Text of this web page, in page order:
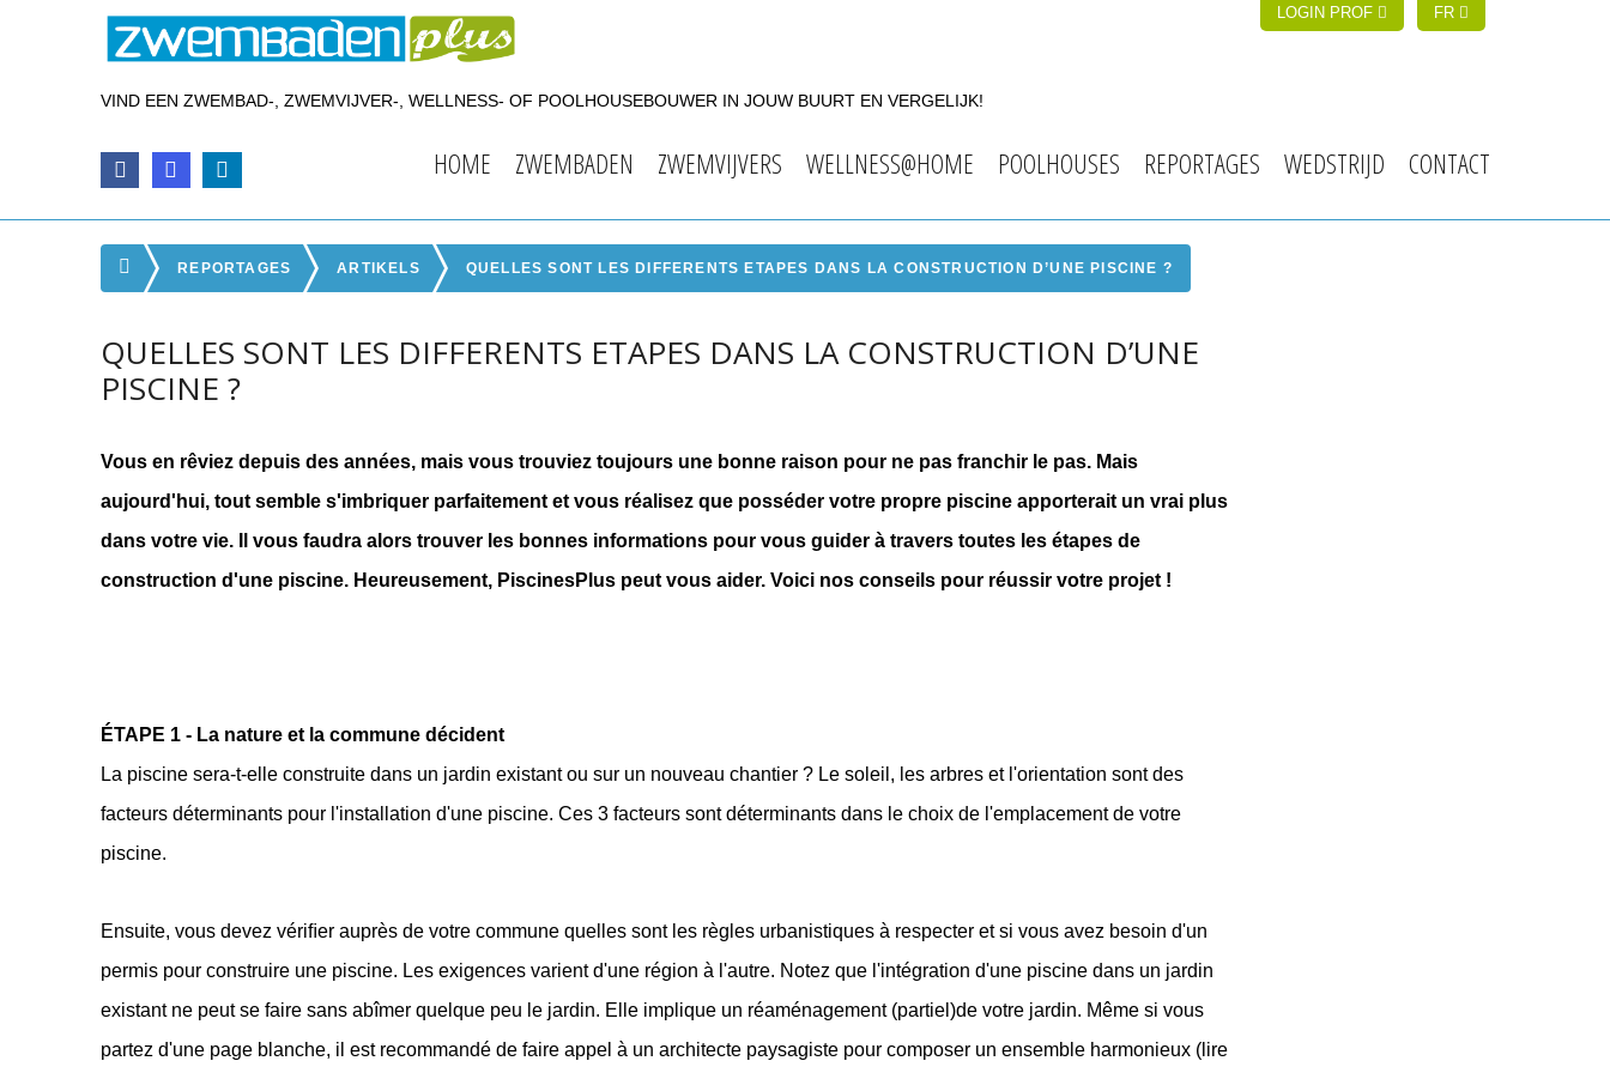
LOGIN PROF FR
VIND EEN ZWEMBAD-, ZWEMVIJVER-, WELLNESS- OF POOLHOUSEBOUWER IN JOUW BUURT EN VERGELIJK!
HOME ZWEMBADEN ZWEMVIJVERS WELLNESS@HOME POOLHOUSES REPORTAGES WEDSTRIJD CONTACT
REPORTAGES ARTIKELS QUELLES SONT LES DIFFERENTS ETAPES DANS LA CONSTRUCTION D’UNE PISCINE ?
QUELLES SONT LES DIFFERENTS ETAPES DANS LA CONSTRUCTION D’UNE
PISCINE ?
Vous en rêviez depuis des années, mais vous trouviez toujours une bonne raison pour ne pas franchir le pas. Mais
aujourd'hui, tout semble s'imbriquer parfaitement et vous réalisez que posséder votre propre piscine apporterait un vrai plus
dans votre vie. Il vous faudra alors trouver les bonnes informations pour vous guider à travers toutes les étapes de
construction d'une piscine. Heureusement, PiscinesPlus peut vous aider. Voici nos conseils pour réussir votre projet !
ÉTAPE 1 - La nature et la commune décident
La piscine sera-t-elle construite dans un jardin existant ou sur un nouveau chantier ? Le soleil, les arbres et l'orientation sont des
facteurs déterminants pour l'installation d'une piscine. Ces 3 facteurs sont déterminants dans le choix de l'emplacement de votre
piscine.
Ensuite, vous devez vériﬁer auprès de votre commune quelles sont les règles urbanistiques à respecter et si vous avez besoin d'un
permis pour construire une piscine. Les exigences varient d'une région à l'autre. Notez que l'intégration d'une piscine dans un jardin
existant ne peut se faire sans abîmer quelque peu le jardin. Elle implique un réaménagement (partiel)de votre jardin. Même si vous
partez d'une page blanche, il est recommandé de faire appel à un architecte paysagiste pour composer un ensemble harmonieux (lire